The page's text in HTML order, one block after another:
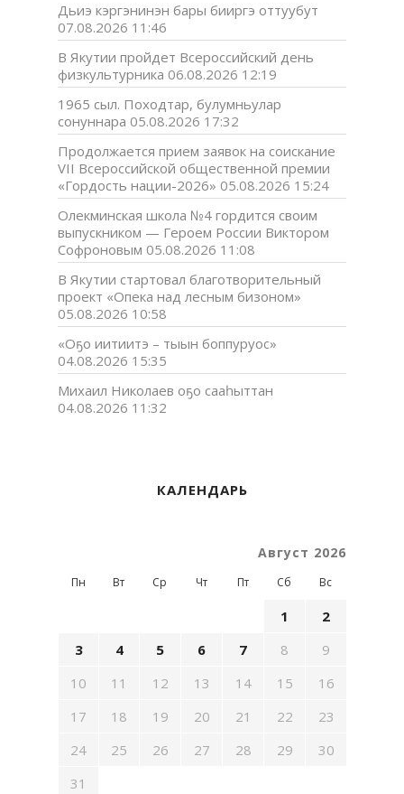
Дьиэ кэргэнинэн бары бииргэ оттуубут
07.08.2026 11:46
В Якутии пройдет Всероссийский день
физкультурника 06.08.2026 12:19
1965 сыл. Походтар, булумньулар
сонуннара 05.08.2026 17:32
Продолжается прием заявок на соискание
VII Всероссийской общественной премии
«Гордость нации-2026» 05.08.2026 15:24
Олекминская школа №4 гордится своим
выпускником — Героем России Виктором
Софроновым 05.08.2026 11:08
В Якутии стартовал благотворительный
проект «Опека над лесным бизоном»
05.08.2026 10:58
«Оҕо иитиитэ – тыын боппуруос»
04.08.2026 15:35
Михаил Николаев оҕо сааһыттан
04.08.2026 11:32
КАЛЕНДАРЬ
Август 2026
Пн Вт Ср Чт Пт Сб Вс
1
2
3
4 5 6 7 8
9
10
11 12 13 14 15
16
17
18 19 20 21 22
23
24
25 26 27 28 29
30
31